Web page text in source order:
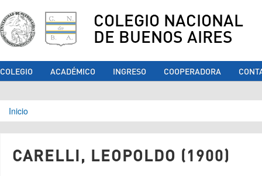
COLEGIO NACIONAL
DE BUENOS AIRES
COLEGIO ACADÉMICO INGRESO COOPERADORA
Se encuentra usted aquí
Inicio
CARELLI, LEOPOLDO (1900)